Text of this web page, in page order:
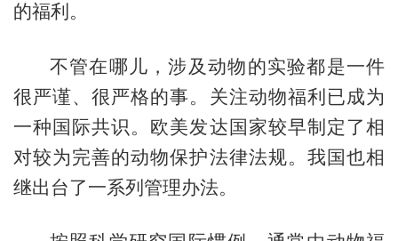
的福利。
不管在哪儿，涉及动物的实验都是一件
很严谨、很严格的事。关注动物福利已成为
一种国际共识。欧美发达国家较早制定了相
对较为完善的动物保护法律法规。我国也相
继出台了一系列管理办法。